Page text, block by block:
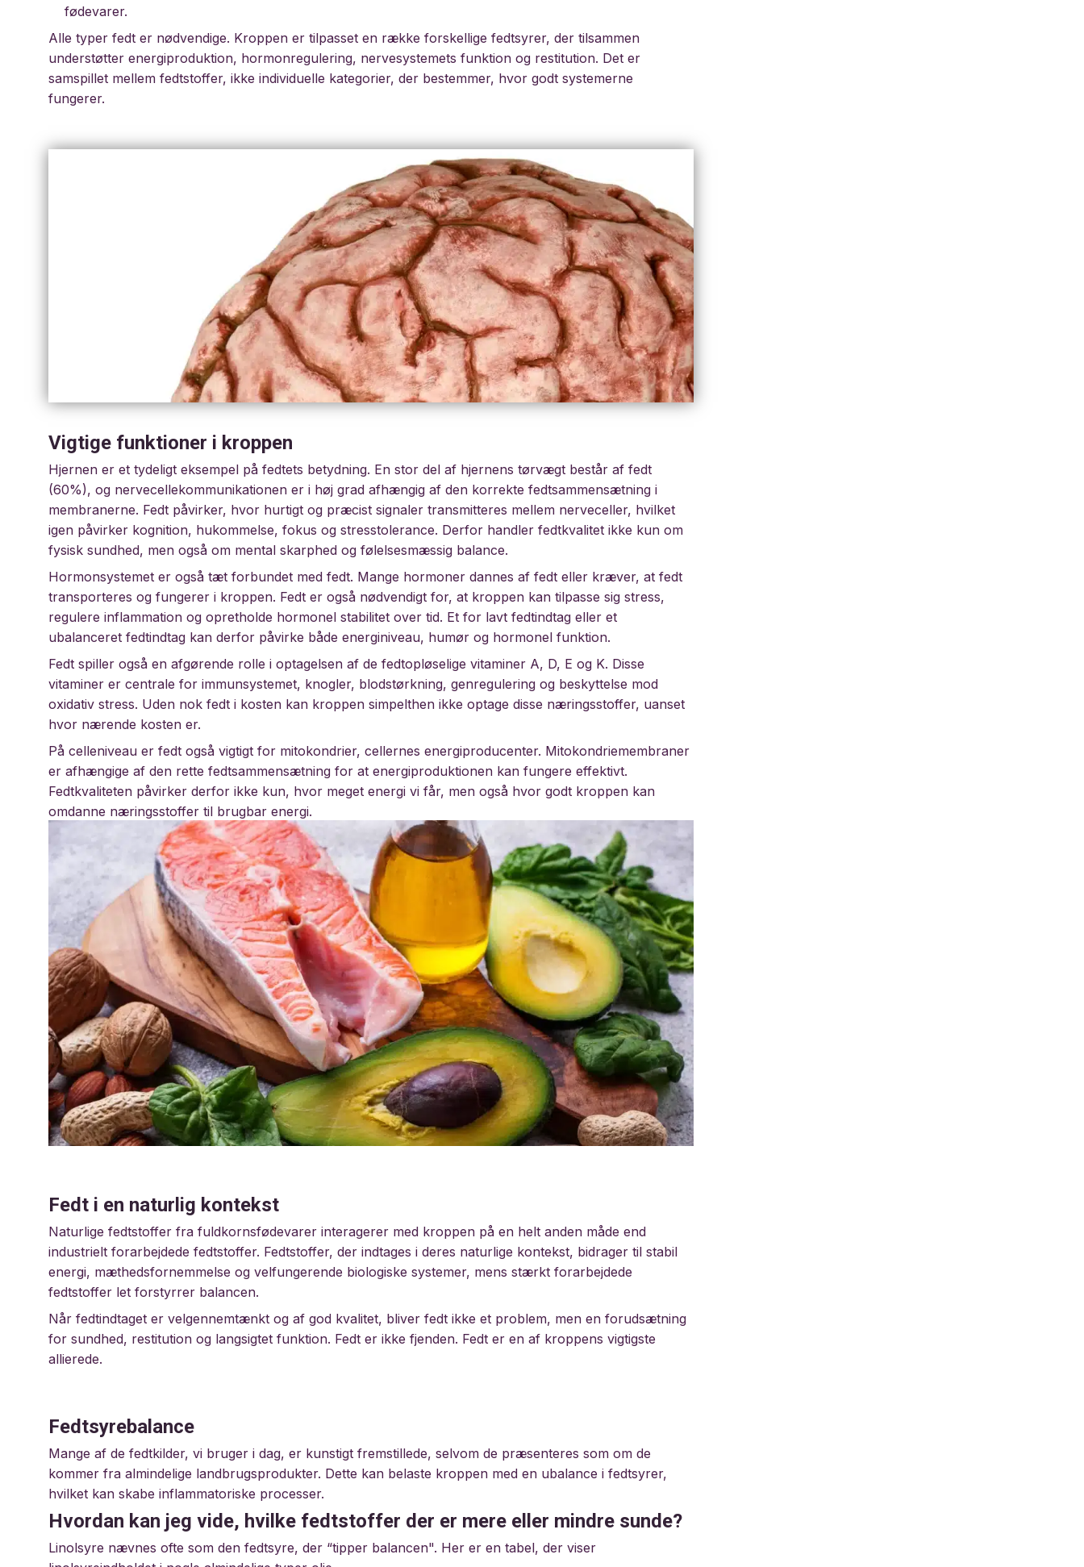
fødevarer.
Alle typer fedt er nødvendige. Kroppen er tilpasset en række forskellige fedtsyrer, der tilsammen
understøtter energiproduktion, hormonregulering, nervesystemets funktion og restitution. Det er
samspillet mellem fedtstoffer, ikke individuelle kategorier, der bestemmer, hvor godt systemerne
fungerer.
Vigtige funktioner i kroppen
Hjernen er et tydeligt eksempel på fedtets betydning. En stor del af hjernens tørvægt består af fedt
(60%), og nervecellekommunikationen er i høj grad afhængig af den korrekte fedtsammensætning i
membranerne. Fedt påvirker, hvor hurtigt og præcist signaler transmitteres mellem nerveceller, hvilket
igen påvirker kognition, hukommelse, fokus og stresstolerance. Derfor handler fedtkvalitet ikke kun om
fysisk sundhed, men også om mental skarphed og følelsesmæssig balance.
Hormonsystemet er også tæt forbundet med fedt. Mange hormoner dannes af fedt eller kræver, at fedt
transporteres og fungerer i kroppen. Fedt er også nødvendigt for, at kroppen kan tilpasse sig stress,
regulere inflammation og opretholde hormonel stabilitet over tid. Et for lavt fedtindtag eller et
ubalanceret fedtindtag kan derfor påvirke både energiniveau, humør og hormonel funktion.
Fedt spiller også en afgørende rolle i optagelsen af ​​de fedtopløselige vitaminer A, D, E og K. Disse
vitaminer er centrale for immunsystemet, knogler, blodstørkning, genregulering og beskyttelse mod
oxidativ stress. Uden nok fedt i kosten kan kroppen simpelthen ikke optage disse næringsstoffer, uanset
hvor nærende kosten er.
På celleniveau er fedt også vigtigt for mitokondrier, cellernes energiproducenter. Mitokondriemembraner
er afhængige af den rette fedtsammensætning for at energiproduktionen kan fungere effektivt.
Fedtkvaliteten påvirker derfor ikke kun, hvor meget energi vi får, men også hvor godt kroppen kan
omdanne næringsstoffer til brugbar energi.
Fedt i en naturlig kontekst
Naturlige fedtstoffer fra fuldkornsfødevarer interagerer med kroppen på en helt anden måde end
industrielt forarbejdede fedtstoffer. Fedtstoffer, der indtages i deres naturlige kontekst, bidrager til stabil
energi, mæthedsfornemmelse og velfungerende biologiske systemer, mens stærkt forarbejdede
fedtstoffer let forstyrrer balancen.
Når fedtindtaget er velgennemtænkt og af god kvalitet, bliver fedt ikke et problem, men en forudsætning
for sundhed, restitution og langsigtet funktion. Fedt er ikke fjenden. Fedt er en af ​​kroppens vigtigste
allierede.
Fedtsyrebalance
Mange af de fedtkilder, vi bruger i dag, er kunstigt fremstillede, selvom de præsenteres som om de
kommer fra almindelige landbrugsprodukter. Dette kan belaste kroppen med en ubalance i fedtsyrer,
hvilket kan skabe inflammatoriske processer.
Hvordan kan jeg vide, hvilke fedtstoffer der er mere eller mindre sunde?
Linolsyre nævnes ofte som den fedtsyre, der “tipper balancen". Her er en tabel, der viser